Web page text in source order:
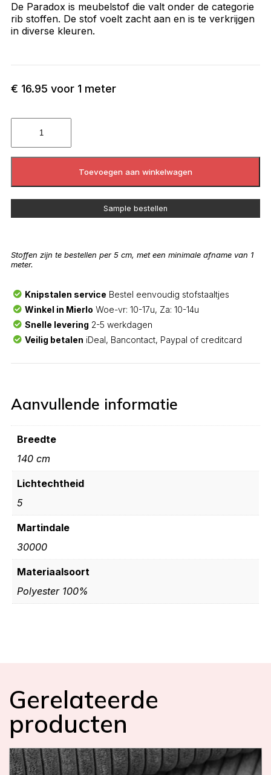
De Paradox is meubelstof die valt onder de categorie
rib stoffen. De stof voelt zacht aan en is te verkrijgen
in diverse kleuren.
€ 16.95 voor 1 meter
Toevoegen aan winkelwagen
Sample bestellen
Stoffen zijn te bestellen per 5 cm, met een minimale afname van 1
meter.
Knipstalen service Bestel eenvoudig stofstaaltjes
Winkel in Mierlo Woe-vr: 10-17u, Za: 10-14u
Snelle levering 2-5 werkdagen
Veilig betalen iDeal, Bancontact, Paypal of creditcard
Aanvullende informatie
Breedte
140 cm
Lichtechtheid
5
Martindale
30000
Materiaalsoort
Polyester 100%
Gerelateerde
producten